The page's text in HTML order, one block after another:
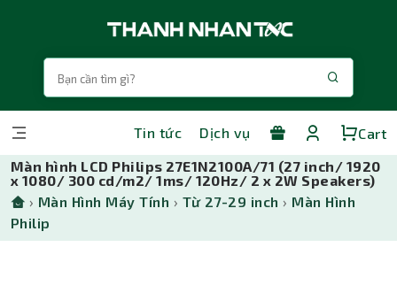
Tin tức Dịch vụ
Cart
Màn hình LCD Philips 27E1N2100A/71 (27 inch/ 1920
x 1080/ 300 cd/m2/ 1ms/ 120Hz/ 2 x 2W Speakers)
› Màn Hình Máy Tính › Từ 27-29 inch › Màn Hình
Philip